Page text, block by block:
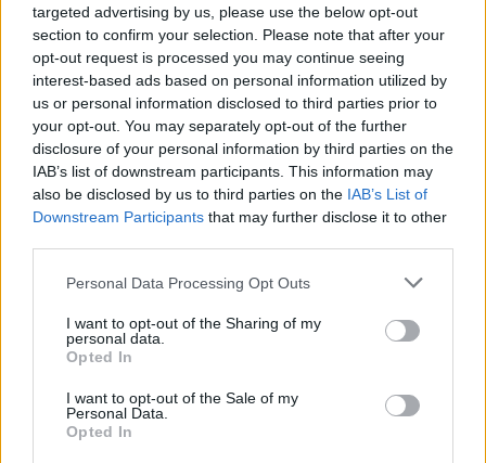
targeted advertising by us, please use the below opt-out
section to confirm your selection. Please note that after your
opt-out request is processed you may continue seeing
interest-based ads based on personal information utilized by
us or personal information disclosed to third parties prior to
your opt-out. You may separately opt-out of the further
disclosure of your personal information by third parties on the
IAB’s list of downstream participants. This information may
also be disclosed by us to third parties on the IAB’s List of
Downstream Participants that may further disclose it to other
Please note that this website/app uses one or more Google
not limited to your visit or usage behaviour. You may click to
grant or deny consent to Google and its third-party tags to
use your data for below specified purposes in below Google
consent section.
Personal Data Processing Opt Outs
I want to opt-out of the Sharing of my
personal data.
Opted In
I want to opt-out of the Sale of my
Personal Data.
Opted In
ΦΕΚ τον χειμώνα του 2027.
Αξίζει να σημειωθεί ότι οιπροσλήψεις
αναπληρωτώνγια τη σχολική χρονιά 2026–2027
θα προκύψουν από τους νέους προσωρινούς
πίνακες του ΑΣΕΠ. Ωστόσο, οι ενδεχόμενοι μόνιμοι
διορισμοί έως τις 31 Αυγούστου 2026 θα
βασιστούν στους πίνακες που βρίσκονται ήδη σε
μόνο 2 ημέρες στα χέρια σας